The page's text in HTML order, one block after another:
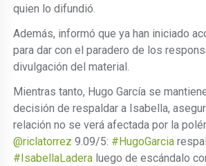
quien lo difundió.
Además, informó que ya han iniciado
para dar con el paradero de los
divulgación del material.
Mientras tanto, Hugo García se
decisión de respaldar a Isabella,
relación no se verá afectada por la
@riclatorrez 9.09/5: #HugoGarcia
#IsabellaLadera luego de escándalo